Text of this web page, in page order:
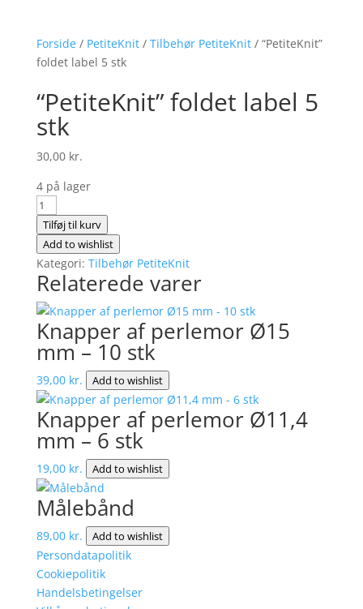
Forside/ PetiteKnit/ Tilbehør PetiteKnit/ “PetiteKnit”
foldet label 5 stk
“PetiteKnit” foldet label 5
stk
30,00 kr.
4 på lager
"PetiteKnit"
foldet
label
5
stk
Tilføj til kurv
Add to wishlist
Kategori: Tilbehør PetiteKnit
Relaterede varer
Knapper af perlemor Ø15
mm – 10 stk
39,00 kr. Add to wishlist
Knapper af perlemor Ø11,4
mm – 6 stk
19,00 kr. Add to wishlist
Målebånd
89,00 kr. Add to wishlist
Persondatapolitik
Cookiepolitik
Handelsbetingelser